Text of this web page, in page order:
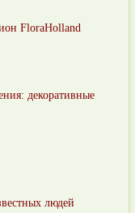
FloraHolland
декоративные
людей